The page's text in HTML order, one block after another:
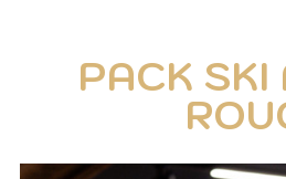
PACK SKI